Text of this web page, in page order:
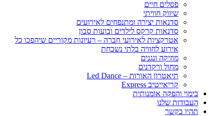
פסלים חיים
שיווק חוויתי
סדנאות יצירה ומתנפחים לאירועים
סדנאות קרקס לילדים ובועות סבון
אטרקציות לאירועי חברה – רעיונות מקוריים שיהפכו כל
אירוע לחוויה בלתי נשכחת
מוזיקה ונגנים
מחול ורקדנים
תיאטרון האורות – Led Dance
קריאייטיב Express
בימוי והפקה אומנותית
העבודות שלנו
תהיו בקשר